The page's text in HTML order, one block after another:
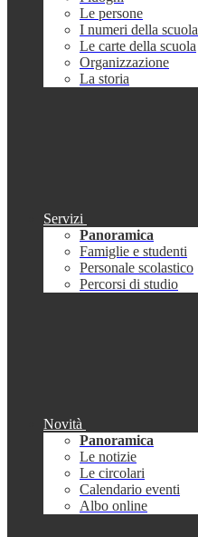
Le persone
I numeri della scuola
Le carte della scuola
Organizzazione
La storia
Servizi
Panoramica
Famiglie e studenti
Personale scolastico
Percorsi di studio
Novità
Panoramica
Le notizie
Le circolari
Calendario eventi
Albo online